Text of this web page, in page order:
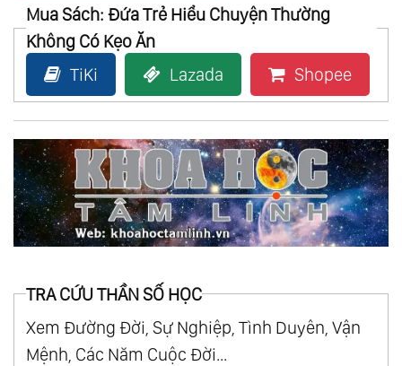
Mua Sách: Đứa Trẻ Hiểu Chuyện Thường
Không Có Kẹo Ăn
TiKi
Lazada Shopee
TRA CỨU THẦN SỐ HỌC
Xem Đường Đời, Sự Nghiệp, Tình Duyên, Vận
Mệnh, Các Năm Cuộc Đời...